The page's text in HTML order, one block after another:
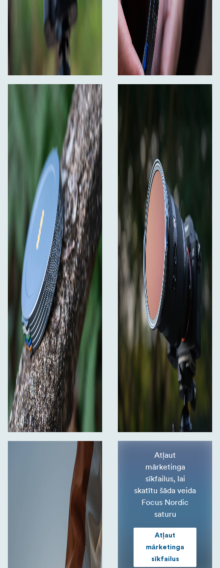
Atļaut
mārketinga
sīkfailus, lai
skatītu šāda veida
Focus Nordic
saturu
Atļaut
mārketinga
sīkfailus